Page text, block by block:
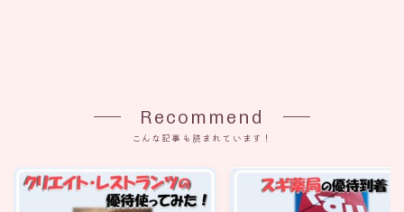
Recommend
こんな記事も読まれています！